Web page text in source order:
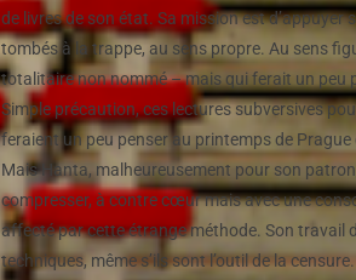
de livres de son état. Sa mission est
tombés à la trappe, au sens propre. Au sens
totalitaire non nommé – mais qui ferait un peu
Simple précaution, ces lectures subversives
feraient un peu penser au printemps de Prague
Mais Hanta, malheureusement pour son
compresser, à contre cœur mais avec une
affecté par cette étrange méthode. Son travail
techniques, même s’ils sont l’outil de la